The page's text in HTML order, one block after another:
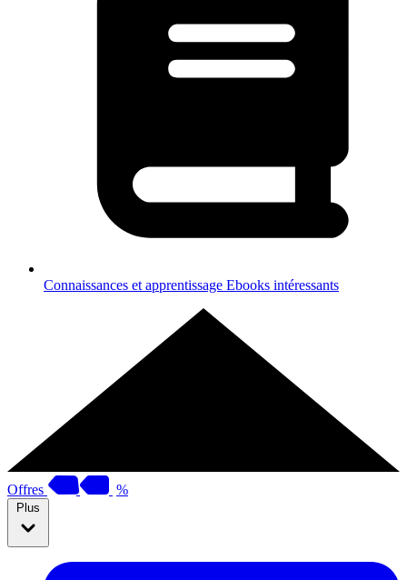
Connaissances et apprentissage Ebooks intéressants
Offres %
Plus